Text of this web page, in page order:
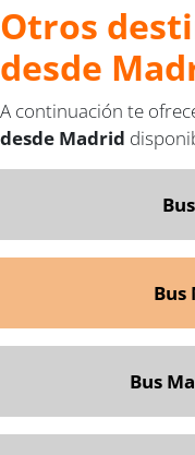
Otros
desde
A continuación te
desde Madrid
Bus
Bus